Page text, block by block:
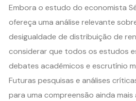
Embora o estudo do economista
ofereça uma análise relevante
desigualdade de distribuição de
considerar que todos os estudos
debates acadêmicos e escrutínio
Futuras pesquisas e análises
para uma compreensão ainda